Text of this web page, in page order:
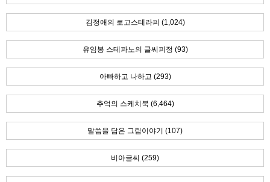
김정애의 로고스테라피 (1,024)
유임봉 스테파노의 글씨피정 (93)
아빠하고 나하고 (293)
추억의 스케치북 (6,464)
말씀을 담은 그림이야기 (107)
비아글씨 (259)